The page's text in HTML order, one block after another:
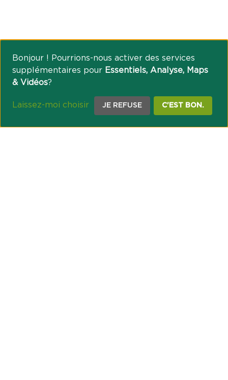
Bonjour ! Pourrions-nous activer des services
supplémentaires pour Essentiels, Analyse, Maps
& Vidéos?
Laissez-moi choisir JE REFUSE C'EST BON.